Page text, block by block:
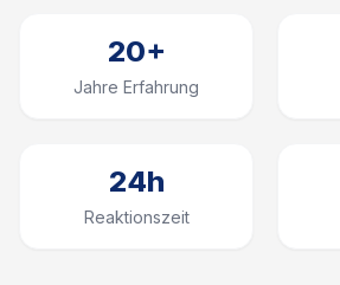
20+
Jahre Erfahrung
24h
Reaktionszeit